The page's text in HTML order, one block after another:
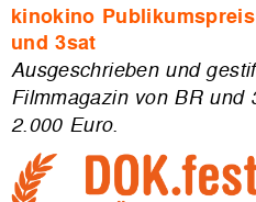
kinokino
und 3sat
Ausgeschrieben und
Filmmagazin von BR und
2.000 Euro.